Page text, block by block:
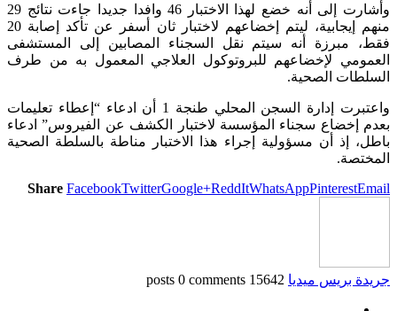
وأشارت إلى أنه خضع لهذا الاختبار 46 وافدا جديدا جاءت نتائج 29
منهم إيجابية، ليتم إخضاعهم لاختبار ثان أسفر عن تأكد إصابة 20
فقط، مبرزة أنه سيتم نقل السجناء المصابين إلى المستشفى
العمومي لإخضاعهم للبروتوكول العلاجي المعمول به من طرف
السلطات الصحية.
واعتبرت إدارة السجن المحلي طنجة 1 أن ادعاء “إعطاء تعليمات
بعدم إخضاع سجناء المؤسسة لاختبار الكشف عن الفيروس” ادعاء
باطل، إذ أن مسؤولية إجراء هذا الاختبار مناطة بالسلطة الصحية
المختصة.
Share FacebookTwitterGoogle+ReddItWhatsAppPinterestEmail
جريدة بريس ميديا 15642 posts
0 comments